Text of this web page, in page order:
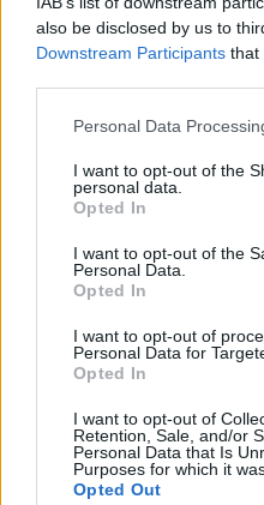
also be disclosed by us to
Downstream Participants that
Personal Data
I want to opt-out of the
personal data.
Opted In
I want to opt-out of the
Personal Data.
Opted In
I want to opt-out of
Personal Data for
Opted In
I want to opt-out of
Retention, Sale, and/or
Personal Data that Is
Purposes for which it
Opted Out
jsme neměli právní posudek
zpracovat. Musel jsem
v diskusi pan Konvalinka ani
správné usnesení ze září
napsat polopravdivé
Zaměstnanci města se nás
My všichni zúčastnění na
neodborného rozhodování,
kousky nepředvádí. Ať si pan
vlastním prahem.